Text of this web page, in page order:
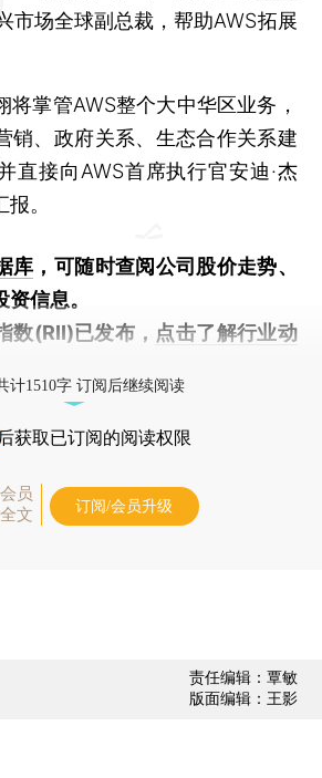
市场全球副总裁，帮助AWS拓展
掌管AWS整个大中华区业务，
销、政府关系、生态合作关系建
直接向AWS首席执行官安迪·杰
。
库 ，可随时查阅公司股价走势、
信息。
数(RII)已发布， 点击了解行业动
计1510字 订阅后继续阅读
后获取已订阅的阅读权限
员
文
订阅/会员升级
责任编辑：覃敏
版面编辑：王影